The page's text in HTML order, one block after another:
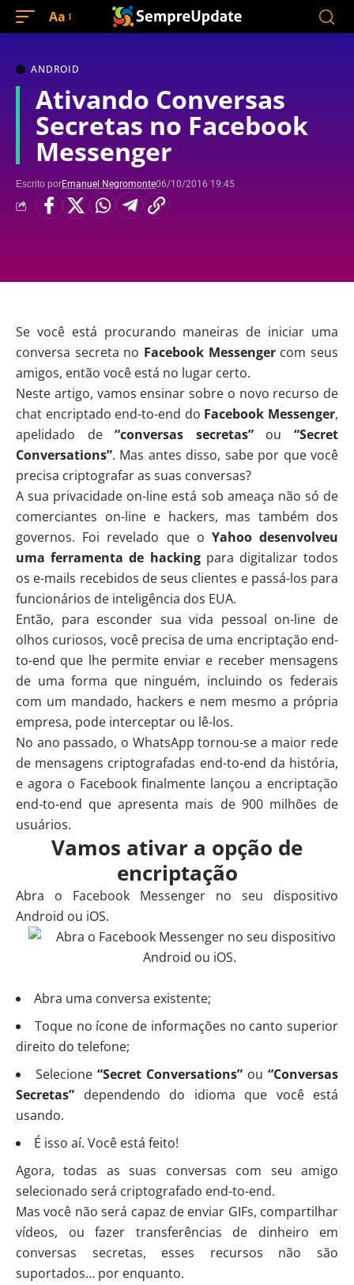
Aa
ANDROID
Ativando Conversas
Secretas no Facebook
Messenger
Escrito porEmanuel Negromonte06/10/2016 19:45
Se você está procurando maneiras de iniciar uma
conversa secreta no Facebook Messengercom seus
amigos, então você está no lugar certo.
Neste artigo, vamos ensinar sobre o novo recurso de
chat encriptado end-to-end do Facebook Messenger,
apelidado de“conversas secretas”ou“Secret
Conversations”. Mas antes disso, sabe por que você
precisa criptografar as suas conversas?
A sua privacidade on-line está sob ameaça não só de
comerciantes on-line e hackers, mas também dos
governos. Foi revelado que o Yahoo desenvolveu
uma ferramenta de hackingpara digitalizar todos
os e-mails recebidos de seus clientes e passá-los para
funcionários de inteligência dos EUA.
Então, para esconder sua vida pessoal on-line de
olhos curiosos, você precisa de uma encriptação end-
to-end que lhe permite enviar e receber mensagens
de uma forma que ninguém, incluindo os federais
com um mandado, hackers e nem mesmo a própria
empresa, pode interceptar ou lê-los.
No ano passado, o WhatsApp tornou-se a maior rede
de mensagens criptografadas end-to-end da história,
e agora o Facebook finalmente lançou a encriptação
end-to-end que apresenta mais de 900 milhões de
usuários.
Vamos ativar a opção de
encriptação
Abra o Facebook Messenger no seu dispositivo
Android ou iOS.
Abra uma conversa existente;
Toque no ícone de informações no canto superior
direito do telefone;
Selecione “Secret Conversations” ou “Conversas
Secretas” dependendo do idioma que você está
usando.
É isso aí. Você está feito!
Agora, todas as suas conversas com seu amigo
selecionado será criptografado end-to-end.
Mas você não será capaz de enviar GIFs, compartilhar
vídeos, ou fazer transferências de dinheiro em
conversas secretas, esses recursos não são
suportados… por enquanto.